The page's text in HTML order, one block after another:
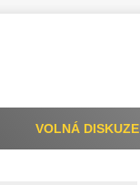
VOLNÁ DISKUZE